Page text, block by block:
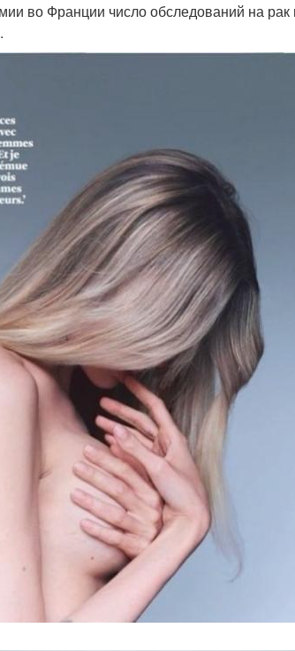
во Франции число обследований на